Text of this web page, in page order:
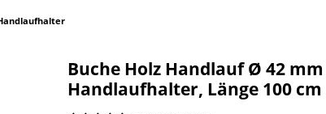
Buche Holz Handlauf Ø 42
Handlaufhalter, Länge 100